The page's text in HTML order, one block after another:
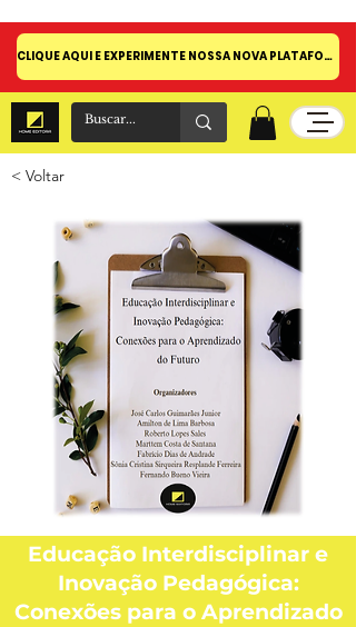
CLIQUE AQUI E EXPERIMENTE NOSSA NOVA PLATAFORMA!
< Voltar
Educação Interdisciplinar e
Inovação Pedagógica:
Conexões para o Aprendizado